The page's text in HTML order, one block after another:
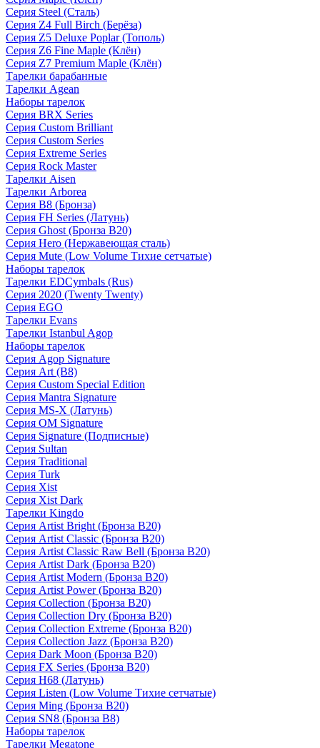
Серия Steel (Сталь)
Серия Z4 Full Birch (Берёза)
Серия Z5 Deluxe Poplar (Тополь)
Серия Z6 Fine Maple (Клён)
Серия Z7 Premium Maple (Клён)
Тарелки барабанные
Тарелки Agean
Наборы тарелок
Серия BRX Series
Серия Custom Brilliant
Серия Custom Series
Серия Extreme Series
Серия Rock Master
Тарелки Aisen
Тарелки Arborea
Серия B8 (Бронза)
Серия FH Series (Латунь)
Серия Ghost (Бронза B20)
Серия Hero (Нержавеющая сталь)
Серия Mute (Low Volume Тихие сетчатые)
Наборы тарелок
Тарелки EDCymbals (Rus)
Серия 2020 (Twenty Twenty)
Серия EGO
Тарелки Evans
Тарелки Istanbul Agop
Наборы тарелок
Серия Agop Signature
Серия Art (B8)
Серия Custom Special Edition
Серия Mantra Signature
Серия MS-X (Латунь)
Серия OM Signature
Серия Signature (Подписные)
Серия Sultan
Серия Traditional
Серия Turk
Серия Xist
Серия Xist Dark
Тарелки Kingdo
Серия Artist Bright (Бронза B20)
Серия Artist Classic (Бронза B20)
Серия Artist Classic Raw Bell (Бронза B20)
Серия Artist Dark (Бронза B20)
Серия Artist Modern (Бронза B20)
Серия Artist Power (Бронза B20)
Серия Collection (Бронза B20)
Серия Collection Dry (Бронза B20)
Серия Collection Extreme (Бронза B20)
Серия Collection Jazz (Бронза B20)
Серия Dark Moon (Бронза B20)
Серия FX Series (Бронза B20)
Серия H68 (Латунь)
Серия Listen (Low Volume Тихие сетчатые)
Серия Ming (Бронза B20)
Серия SN8 (Бронза B8)
Наборы тарелок
Тарелки Megatone